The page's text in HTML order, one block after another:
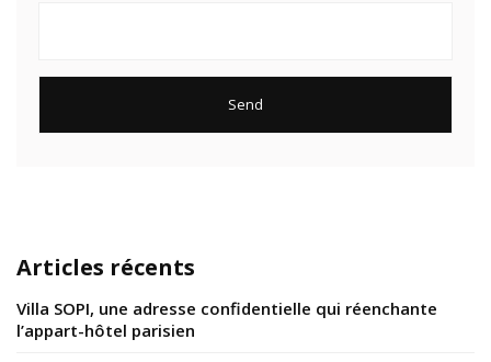
Articles récents
Villa SOPI, une adresse confidentielle qui réenchante
l’appart-hôtel parisien